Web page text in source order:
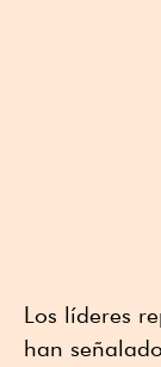
Los líderes
han